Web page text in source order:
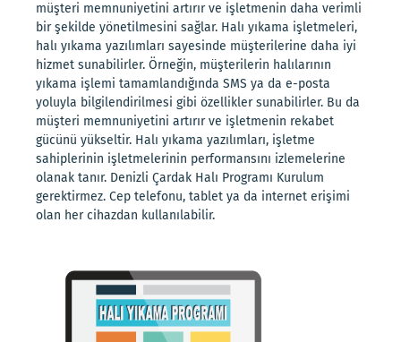
müşteri memnuniyetini artırır ve işletmenin daha verimli
bir şekilde yönetilmesini sağlar. Halı yıkama işletmeleri,
halı yıkama yazılımları sayesinde müşterilerine daha iyi
hizmet sunabilirler. Örneğin, müşterilerin halılarının
yıkama işlemi tamamlandığında SMS ya da e-posta
yoluyla bilgilendirilmesi gibi özellikler sunabilirler. Bu da
müşteri memnuniyetini artırır ve işletmenin rekabet
gücünü yükseltir. Halı yıkama yazılımları, işletme
sahiplerinin işletmelerinin performansını izlemelerine
olanak tanır. Denizli Çardak Halı Programı Kurulum
gerektirmez. Cep telefonu, tablet ya da internet erişimi
olan her cihazdan kullanılabilir.